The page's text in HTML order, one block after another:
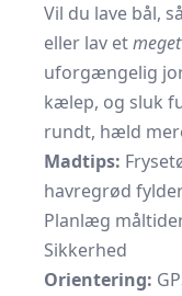
Vil du lave bål,
eller lav etmeget
uforgængelig
kælep, og sluk
rundt, hæld
Madtips:
havregrød
Planlæg
Sikkerhed
Orientering: